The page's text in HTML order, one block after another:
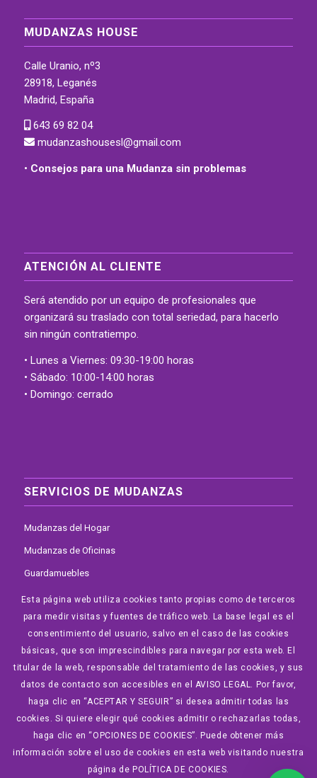
MUDANZAS HOUSE
Calle Uranio, nº3
28918, Leganés
Madrid, España
643 69 82 04
mudanzashousesl@gmail.com
• Consejos para una Mudanza sin problemas
ATENCIÓN AL CLIENTE
Será atendido por un equipo de profesionales que
organizará su traslado con total seriedad, para hacerlo
sin ningún contratiempo.
• Lunes a Viernes: 09:30-19:00 horas
• Sábado: 10:00-14:00 horas
• Domingo: cerrado
SERVICIOS DE MUDANZAS
Mudanzas del Hogar
Mudanzas de Oficinas
Guardamuebles
Elevador por Fachada
Mudanzas Internacionales
Vaciado de Trasteros
© 2026 Copyright - Mudanzas House • Diseñado por GonzaVer.com
Diseño y mantenimiento Web
Esta página web utiliza cookies tanto propias como de terceros
para medir visitas y fuentes de tráfico web. La base legal es el
consentimiento del usuario, salvo en el caso de las cookies
básicas, que son imprescindibles para navegar por esta web. El
titular de la web, responsable del tratamiento de las cookies, y sus
datos de contacto son accesibles en el AVISO LEGAL. Por favor,
haga clic en “ACEPTAR Y SEGUIR” si desea admitir todas las
cookies. Si quiere elegir qué cookies admitir o rechazarlas todas,
haga clic en “OPCIONES DE COOKIES”. Puede obtener más
información sobre el uso de cookies en esta web visitando nuestra
página de POLÍTICA DE COOKIES.